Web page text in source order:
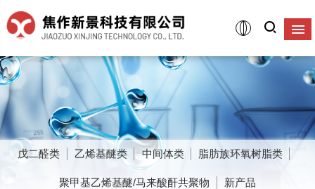
戊二醛类 乙烯基醚类 中间体类 脂肪族环氧树脂类
聚甲基乙烯基醚/马来酸酐共聚物 新产品